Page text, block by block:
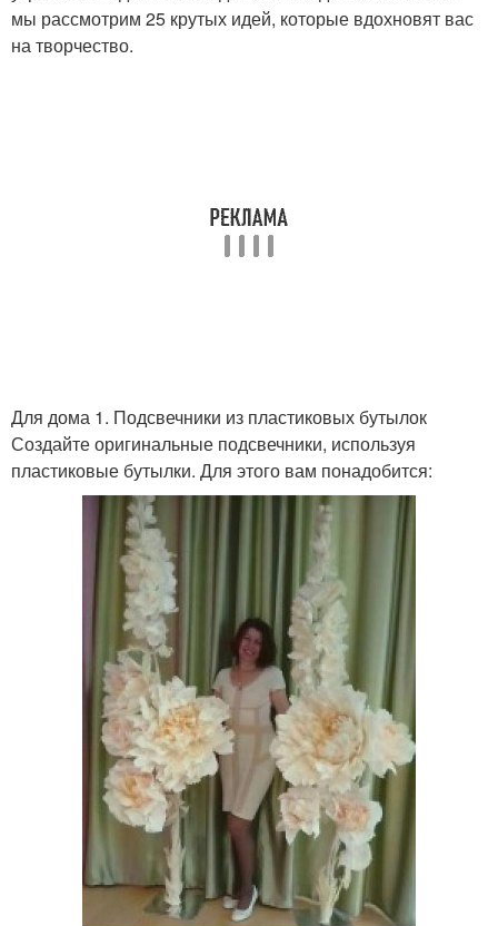
мы рассмотрим 25 крутых идей, которые вдохновят вас
на творчество.
Для дома 1. Подсвечники из пластиковых бутылок
Создайте оригинальные подсвечники, используя
пластиковые бутылки. Для этого вам понадобится: